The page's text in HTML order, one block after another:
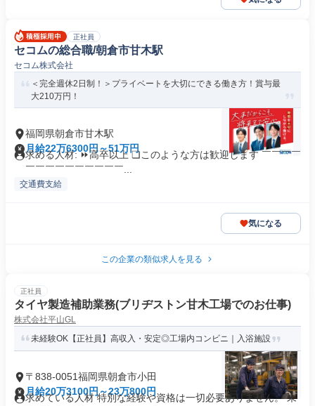
正社員
セコムの総合職/朝倉市甘木駅
セコム株式会社
＜完全週休2日制！＞プライベートを大切にできる働き方！賞与最
大210万円！
福岡県朝倉市甘木駅
月給22万6300円～51万円
求める人材: ⏩高卒以上 ❏このような方は歓迎します ￣￣￣￣
￣￣￣￣￣￣￣￣￣￣...
交通費支給
気になる
この企業の類似求人を見る
正社員
タイヤ製造補助業務(ブリヂストン甘木工場でのお仕事)
株式会社平山GL
未経験OK【正社員】高収入・安定◎工場内コンビニ｜入浴施設
〒838-0051福岡県朝倉市小田
月給20万3100円～23万800円
求めている人材 特別な経験や資格は一切必要ありません。 未